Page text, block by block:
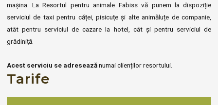
mașina. La Resortul pentru animale Fabiss vă punem la dispoziție
serviciul de taxi pentru căței, pisicuțe și alte animăluțe de companie,
atât pentru serviciul de cazare la hotel, cât și pentru serviciul de
grădiniță.
Acest serviciu se adreseazănumai clienților resortului.
Tarife